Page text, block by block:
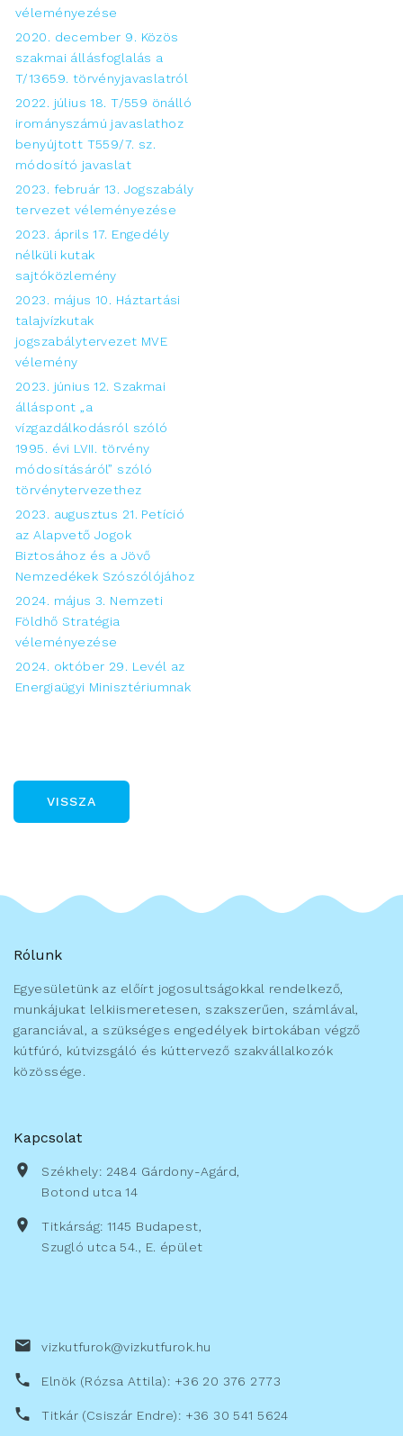
véleményezése
2020. december 9. Közös
szakmai állásfoglalás a
T/13659. törvényjavaslatról
2022. július 18. T/559 önálló
irományszámú javaslathoz
benyújtott T559/7. sz.
módosító javaslat
2023. február 13. Jogszabály
tervezet véleményezése
2023. áprils 17. Engedély
nélküli kutak
sajtóközlemény
2023. május 10. Háztartási
talajvízkutak
jogszabálytervezet MVE
vélemény
2023. június 12. Szakmai
álláspont „a
vízgazdálkodásról szóló
1995. évi LVII. törvény
módosításáról” szóló
törvénytervezethez
2023. augusztus 21. Petíció
az Alapvető Jogok
Biztosához és a Jövő
Nemzedékek Szószólójához
2024. május 3. Nemzeti
Földhő Stratégia
véleményezése
2024. október 29. Levél az
Energiaügyi Minisztériumnak
VISSZA
Rólunk
Egyesületünk az előírt jogosultságokkal rendelkező,
munkájukat lelkiismeretesen, szakszerűen, számlával,
garanciával, a szükséges engedélyek birtokában végző
kútfúró, kútvizsgáló és kúttervező szakvállalkozók
közössége.
Kapcsolat
Székhely: 2484 Gárdony-Agárd,
Botond utca 14
Titkárság: 1145 Budapest,
Szugló utca 54., E. épület
vizkutfurok@vizkutfurok.hu
Elnök (Rózsa Attila): +36 20 376 2773
Titkár (Csiszár Endre): +36 30 541 5624